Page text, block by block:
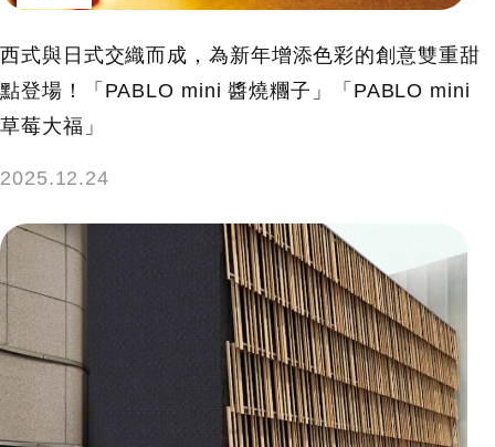
西式與日式交織而成，為新年增添色彩的創意雙重甜
點登場！「PABLO mini 醬燒糰子」「PABLO mini
草莓大福」
2025.12.24